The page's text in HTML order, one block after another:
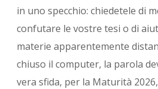
in uno specchio: chiedetele di
confutare le vostre tesi o di
materie apparentemente
chiuso il computer, la parola
vera sfida, per la Maturità